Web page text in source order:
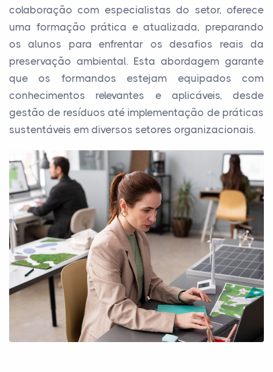
colaboração com especialistas do setor, oferece
uma formação prática e atualizada, preparando
os alunos para enfrentar os desafios reais da
preservação ambiental. Esta abordagem garante
que os formandos estejam equipados com
conhecimentos relevantes e aplicáveis, desde
gestão de resíduos até implementação de práticas
sustentáveis em diversos setores organizacionais.